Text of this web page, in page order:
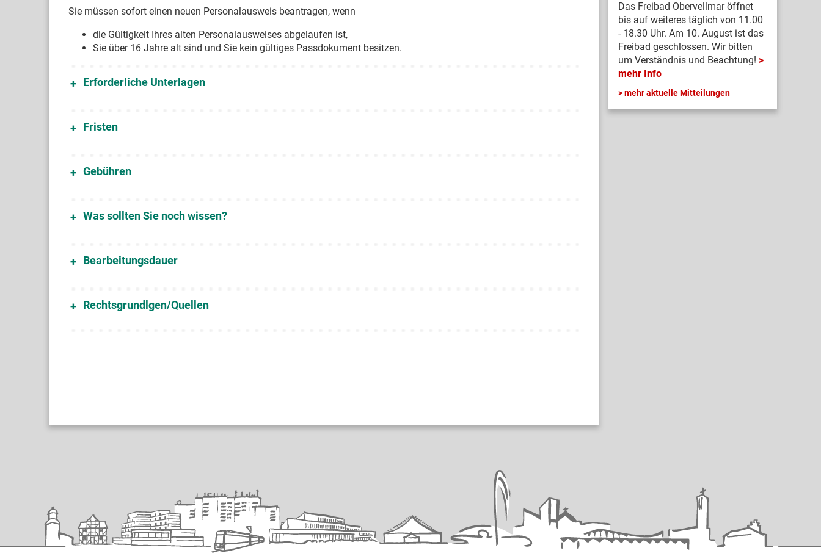
Das Freibad Obervellmar öffnet
bis auf weiteres täglich von 11.00
- 18.30 Uhr. Am 10. August ist das
Freibad geschlossen. Wir bitten
um Verständnis und Beachtung!
mehr Info
mehr aktuelle Mitteilungen
Sie müssen sofort einen neuen Personalausweis beantragen, wenn
die Gültigkeit Ihres alten Personalausweises abgelaufen ist,
Sie über 16 Jahre alt sind und Sie kein gültiges Passdokument besitzen.
Erforderliche Unterlagen
Fristen
Gebühren
Was sollten Sie noch wissen?
Bearbeitungsdauer
Rechtsgrundlgen/Quellen